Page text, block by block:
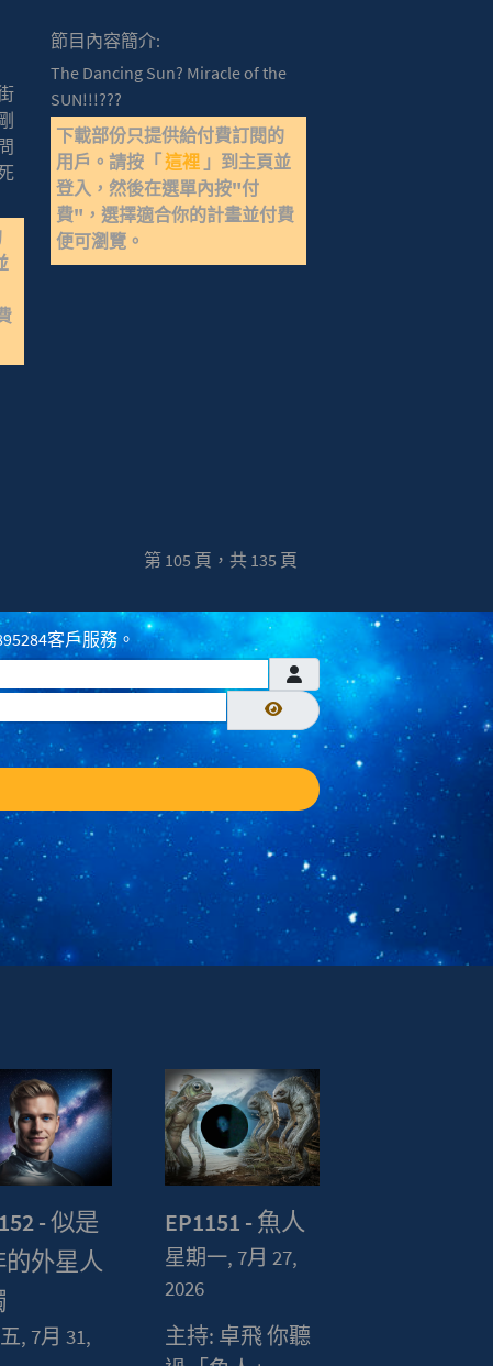
節目內容簡介:
The Dancing Sun? Miracle of the
SUN!!!???
下載部份只提供給付費訂閱的
用戶。請按「 這裡 」到主頁並
登入，然後在選單內按"付
費"，選擇適合你的計畫並付費
便可瀏覽。
第 105 頁，共 135 頁
客戶服務。
顯示密碼
- 似是
的外星人
, 7月 31,
EP1151 - 魚人
星期一, 7月 27,
2026
主持: 卓飛 你聽